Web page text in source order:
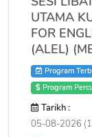
UTAMA
FOR
(ALEL)
Program
Program
Tarikh :
05-08-2026